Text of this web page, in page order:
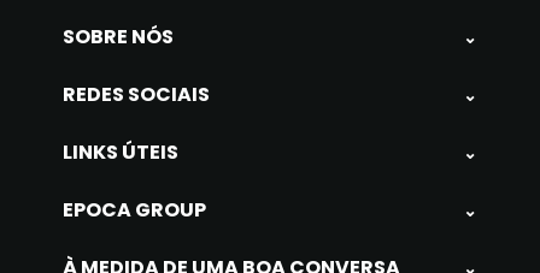
SOBRE NÓS ⌄
REDES SOCIAIS ⌄
LINKS ÚTEIS ⌄
EPOCA GROUP ⌄
⌄